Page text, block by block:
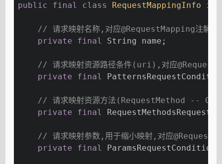
public final class RequestMappingInfo
// 请求映射名称,对应@RequestMapping注解中
private
final String name;
// 请求映射资源路径条件(uri),对应
private
final
// 请求映射资源方法(RequestMethod -- GET/
private
final
// 请求映射参数,用于缩小映射,对应
private
final